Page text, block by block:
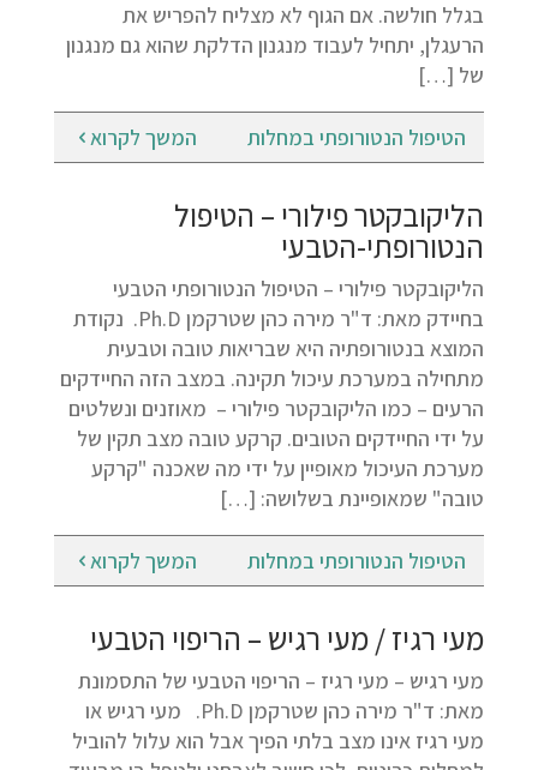
בגלל חולשה. אם הגוף לא מצליח להפריש את
הרעגלן, יתחיל לעבוד מנגנון הדלקת שהוא גם מנגנון
של […]
הטיפול הנטורופתי במחלות המשך לקרוא
הליקובקטר פילורי – הטיפול
הנטורופתי-הטבעי
הליקובקטר פילורי – הטיפול הנטורופתי הטבעי
בחיידק מאת: ד"ר מירה כהן שטרקמן Ph.D. נקודת
המוצא בנטורופתיה היא שבריאות טובה וטבעית
מתחילה במערכת עיכול תקינה. במצב הזה החיידקים
הרעים – כמו הליקובקטר פילורי – מאוזנים ונשלטים
על ידי החיידקים הטובים. קרקע טובה מצב תקין של
מערכת העיכול מאופיין על ידי מה שאכנה "קרקע
טובה" שמאופיינת בשלושה: […]
הטיפול הנטורופתי במחלות המשך לקרוא
מעי רגיז / מעי רגיש – הריפוי הטבעי
מעי רגיש – מעי רגיז – הריפוי הטבעי של התסמונת
מאת: ד"ר מירה כהן שטרקמן Ph.D. מעי רגיש או
מעי רגיז אינו מצב בלתי הפיך אבל הוא עלול להוביל